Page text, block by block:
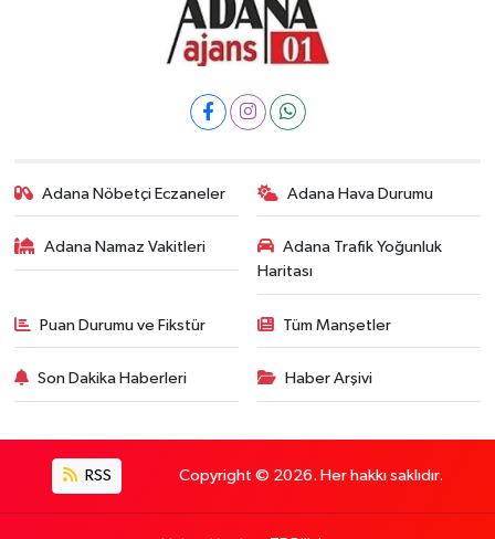
Adana Nöbetçi Eczaneler Adana Hava Durumu
Adana Namaz Vakitleri
Adana Trafik Yoğunluk
Haritası
Puan Durumu ve Fikstür Tüm Manşetler
Son Dakika Haberleri Haber Arşivi
RSS Copyright © 2026. Her hakkı saklıdır.